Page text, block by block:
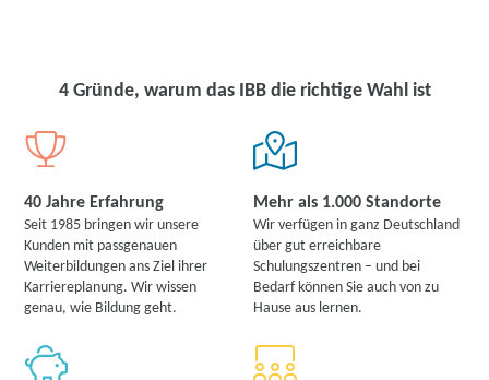
4 Gründe, warum das IBB die richtige Wahl ist
40 Jahre Erfahrung
Seit 1985 bringen wir unsere
Kunden mit passgenauen
Weiterbildungen ans Ziel ihrer
Karriereplanung. Wir wissen
genau, wie Bildung geht.
Mehr als 1.000 Standorte
Wir verfügen in ganz Deutschland
über gut erreichbare
Schulungszentren – und bei
Bedarf können Sie auch von zu
Hause aus lernen.